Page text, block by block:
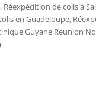
, Réexpédition de colis à
en Guadeloupe,
Guyane Reunion